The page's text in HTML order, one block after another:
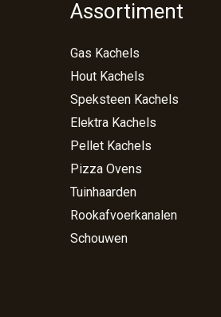
Assortiment
Gas Kachels
Hout Kachels
Speksteen Kachels
Elektra Kachels
Pellet Kachels
Pizza Ovens
Tuinhaarden
Rookafvoerkanalen
Schouwen